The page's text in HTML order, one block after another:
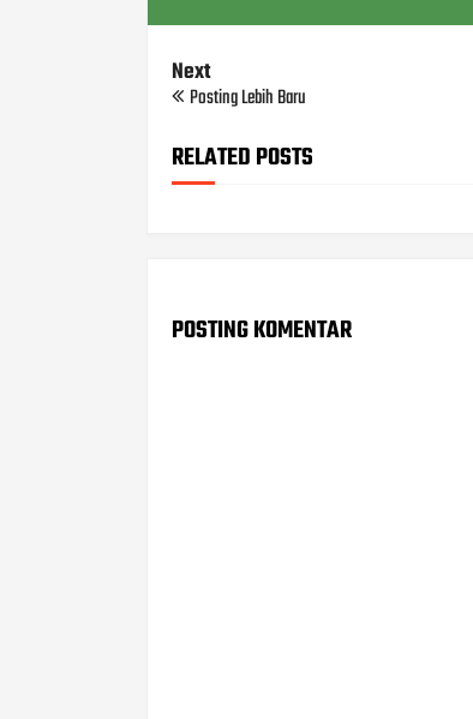
Next
Posting Lebih Baru
RELATED POSTS
POSTING KOMENTAR